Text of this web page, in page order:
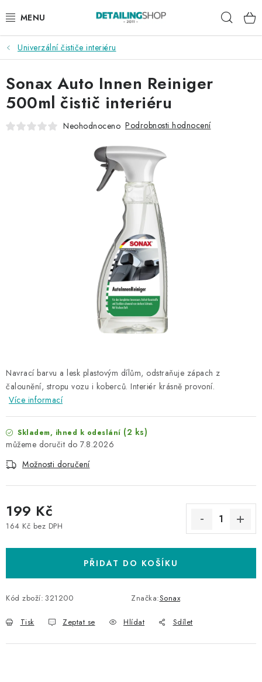
na
AKCE
NOVINKY
EXTERIÉR
DÁRKOVÉ SADY A POUKAZY
PRODÁVANÉ ZNAČKY
Věrnostní program
Všeobecné obchodní podmínky
Podmínky ochrany osobních údajů
Univerzální čističe interiéru
Navrací barvu a lesk plastovým dílům, odstraňuje zápach z
čalounění, stropu vozu i koberců. Interiér krásně provoní.
Více informací
Skladem, ihned k odeslání (2 ks)
7.8.2026
Možnosti doručení
199 Kč
164 Kč bez DPH
PŘIDAT DO KOŠÍKU
Kód zboží: 321200 Značka:Sonax
Tisk Zeptat se Hlídat Sdílet
Sonax Auto Innen Reiniger
500ml čistič interiéru
Neohodnoceno Podrobnosti hodnocení